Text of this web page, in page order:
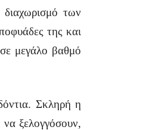
των
της και
μεγάλο βαθμό
Σκληρή η
ξελογγόσουν,